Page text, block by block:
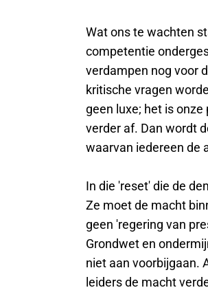
Wat ons te wachten
competentie
verdampen nog voor
kritische vragen
geen luxe; het is
verder af. Dan wordt
waarvan iedereen de
In die 'reset' die de
Ze moet de macht
geen 'regering van
Grondwet en
niet aan voorbijgaan.
leiders de macht